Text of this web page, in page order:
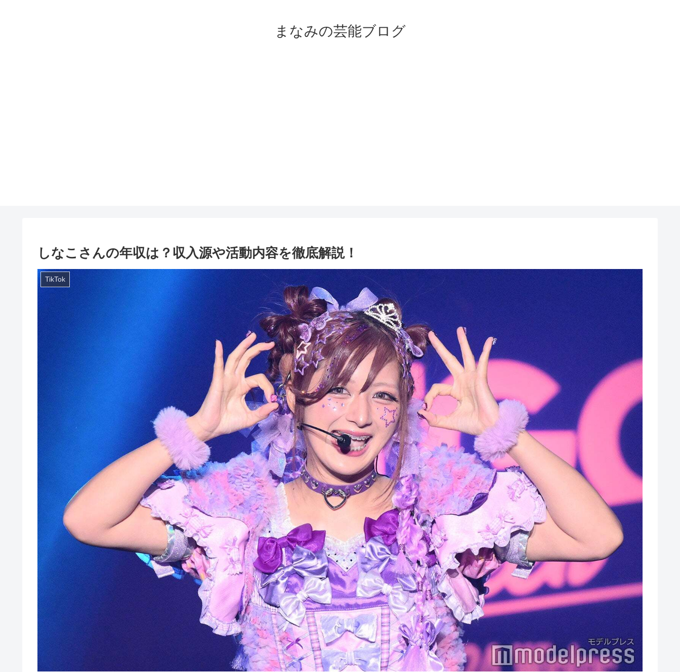
まなみの芸能ブログ
しなこさんの年収は？収入源や活動内容を徹底解説！
TikTok